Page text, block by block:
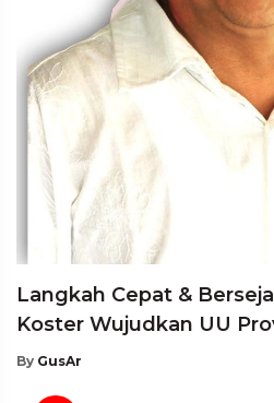
Langkah Cepat &
Koster Wujudkan UU
By GusAr